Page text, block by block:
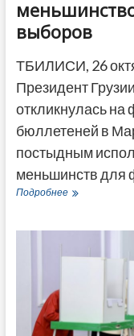
выборов
ТБИЛИСИ, 26
Президент
откликнулась на
бюллетеней в
постыдным
меньшинств для
ПодробнееЗурабишвили:
меньшинство
выборов